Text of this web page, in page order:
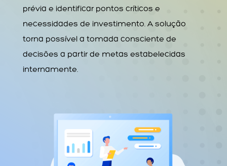
prévia e identificar pontos críticos e
necessidades de investimento. A solução
torna possível a tomada consciente de
decisões a partir de metas estabelecidas
internamente.